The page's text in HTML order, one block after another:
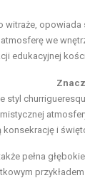
we
edukacyjnej
styl
konsekrację i
pełna